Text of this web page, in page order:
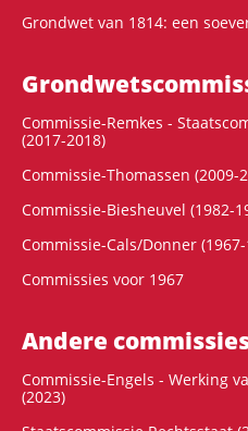
Grondwet van 1814: een
Commissie-Remkes -
(2017-2018)
Commissie-Thomassen (2009-
Commissie-Biesheuvel (1982-
Commissie-Cals/Donner
Commissies voor 1967
Andere
Commissie-Engels - Werking
(2023)